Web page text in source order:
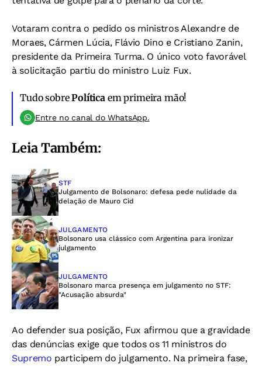
Votaram contra o pedido os ministros Alexandre de
Moraes, Cármen Lúcia, Flávio Dino e Cristiano Zanin,
presidente da Primeira Turma. O único voto favorável
à solicitação partiu do ministro Luiz Fux.
Tudo sobrePolíticaem primeira mão!
Entre no canal do WhatsApp.
Leia Também:
STF
Julgamento de Bolsonaro: defesa pede nulidade da
delação de Mauro Cid
JULGAMENTO
Bolsonaro usa clássico com Argentina para ironizar
julgamento
JULGAMENTO
Bolsonaro marca presença em julgamento no STF:
"Acusação absurda"
Ao defender sua posição, Fux afirmou que a gravidade
das denúncias exige que todos os 11 ministros do
Supremo participem do julgamento. Na primeira fase,